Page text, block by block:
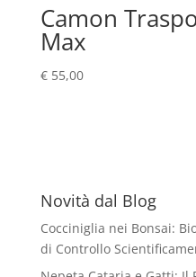
Camon
Max
€55,00
Novità dal Blog
Cocciniglia nei Bonsai:
di Controllo